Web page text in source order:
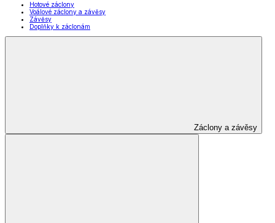
Hotové záclony
Voálové záclony a závěsy
Závěsy
Doplňky k záclonám
Záclony a závěsy